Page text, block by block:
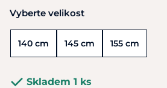
Vyberte velikost
140 cm 145 cm 155 cm
Skladem 1 ks